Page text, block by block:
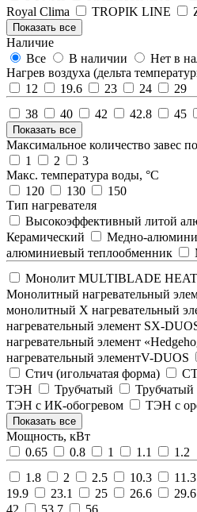
Royal Clima
TROPIK LINE
Показать все
Наличие
Все
В наличии
Нет в
Нагрев воздуха (дельта
12
19.6 23 24
29
38
40 42 42.8 45
Показать все
Максимальное количество завес
1
2
3
Макс. температура воды, °С
120
130
150
Тип нагревателя
Высокоэффективный литой
Керамический
Медно-
алюминиевый теплообменник
Монолит MULTIBLADE
Монолитный нагревательный
монолитный Х нагревательный
нагревательный элемент SX-
нагревательный элемент
нагревательный элементV-DUOS
Стич (игольчатая форма)
ТЭН
Трубчатый Трубчатый
ТЭН с ИК-обогревом
ТЭН с
Показать все
Мощность, кВт
0.65
0.8 1 1.1
1.2
1.8
2 2.5 10.3 11.3
19.9
23.1 25 26.6 29.6
42
53.7 56